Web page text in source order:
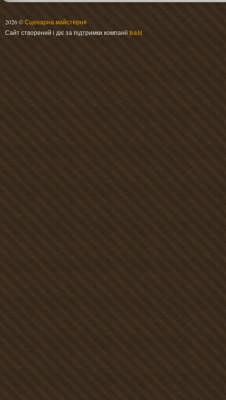
2026 ©Сценарна майстерня
Сайт створений і діє за підтримки компаніїB&H